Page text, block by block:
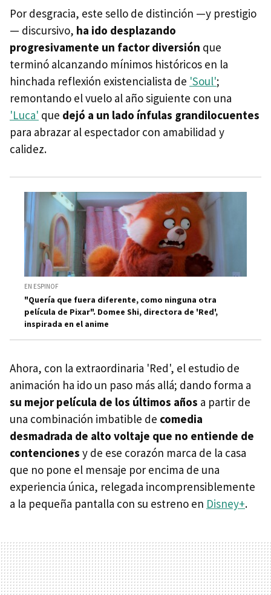
Por desgracia, este sello de distinción —y prestigio
— discursivo, ha ido desplazando
progresivamente un factor diversión que
terminó alcanzando mínimos históricos en la
hinchada reflexión existencialista de 'Soul';
remontando el vuelo al año siguiente con una
'Luca' que dejó a un lado ínfulas grandilocuentes
para abrazar al espectador con amabilidad y
calidez.
EN ESPINOF
"Quería que fuera diferente, como ninguna otra
película de Pixar". Domee Shi, directora de 'Red',
inspirada en el anime
Ahora, con la extraordinaria 'Red', el estudio de
animación ha ido un paso más allá; dando forma a
su mejor película de los últimos años a partir de
una combinación imbatible de comedia
desmadrada de alto voltaje que no entiende de
contenciones y de ese corazón marca de la casa
que no pone el mensaje por encima de una
experiencia única, relegada incomprensiblemente
a la pequeña pantalla con su estreno en Disney+.